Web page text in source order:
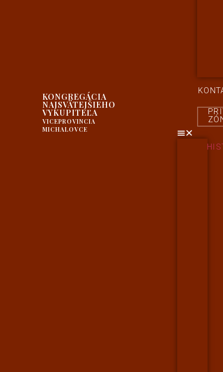
KONGREGÁCIA
NAJSVÄTEJŠIEHO
VYKUPITEĽA
VICEPROVINCIA
MICHALOVCE